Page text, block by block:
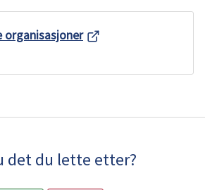
organisasjoner
det du lette etter?